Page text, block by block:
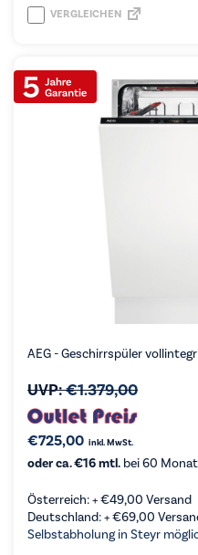
VERGLEICHEN
AEG - Geschirrspüler
UVP:€1.379,00
€725,00 inkl. MwSt.
oder ca. €16 mtl. bei 60
Österreich: +€49,00 Versand
Deutschland: +€69,00
Selbstabholung in Steyr